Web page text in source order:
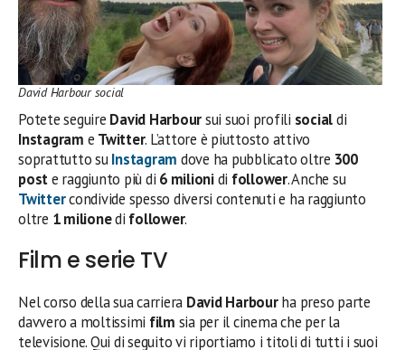
David Harbour social
Potete seguire David Harboursui suoi profili socialdi
Instagram e Twitter. L’attore è piuttosto attivo
soprattutto suInstagram dove ha pubblicato oltre 300
poste raggiunto più di 6 milionidi follower. Anche su
Twittercondivide spesso diversi contenuti e ha raggiunto
oltre 1 milionedi follower.
Film e serie TV
Nel corso della sua carriera David Harbourha preso parte
davvero a moltissimi film sia per il cinema che per la
televisione. Qui di seguito vi riportiamo i titoli di tutti i suoi